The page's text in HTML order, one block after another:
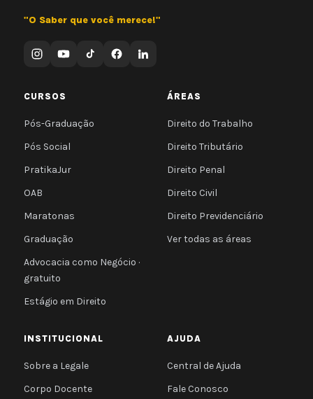
"O Saber que você merece!"
CURSOS
Pós-Graduação
Pós Social
PratikaJur
OAB
Maratonas
Graduação
Advocacia como Negócio ·
gratuito
Estágio em Direito
ÁREAS
Direito do Trabalho
Direito Tributário
Direito Penal
Direito Civil
Direito Previdenciário
Ver todas as áreas
INSTITUCIONAL
Sobre a Legale
Corpo Docente
AJUDA
Central de Ajuda
Fale Conosco